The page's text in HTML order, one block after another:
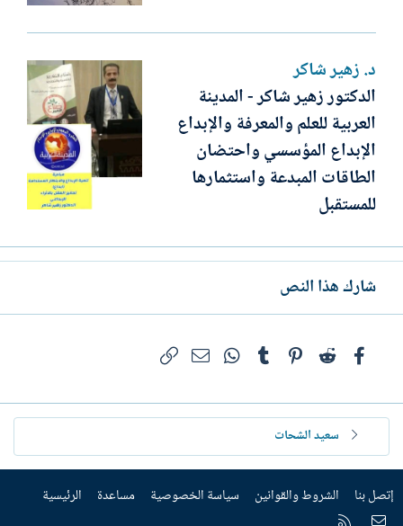
د. زهير شاكر
الدكتور زهير شاكر - المدينة
العربية للعلم والمعرفة والإبداع
الإبداع المؤسسي واحتضان
الطاقات المبدعة واستثمارها
للمستقبل
شارك هذا النص
فيسبوكReddit
Pinterest
Tumblr
WhatsAppالبريد الإلكتروني
سعيد الشحات
إتصل بنا الشروط والقوانين سياسة الخصوصية مساعدة الرئيسية